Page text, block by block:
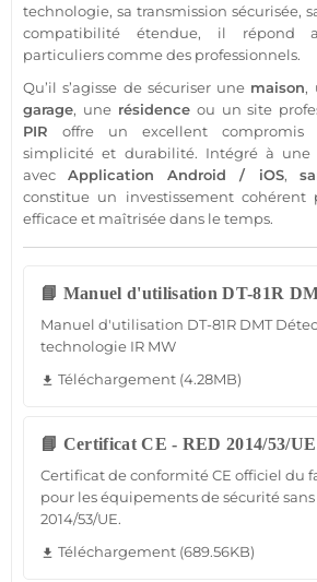
technologie, sa transmission sécurisée,
compatibilité étendue, il répond
particuliers comme des professionnels.
Qu’il s’agisse de sécuriser une maison,
garage, une résidenceou un site
PIR offre un excellent compromis
simplicité et durabilité. Intégré à une
avecApplication Android / iOS,
constitue un investissement cohérent
efficace et maîtrisée dans le temps.
📘 Manuel d'utilisation DT-81R
Manuel d'utilisation DT-81R DMT
technologie IR MW
file_download Téléchargement (4.28MB)
📘 Certificat CE - RED 2014/53/UE
Certificat de conformité CE officiel du
pour les équipements de sécurité sans
2014/53/UE.
file_download Téléchargement (689.56KB)